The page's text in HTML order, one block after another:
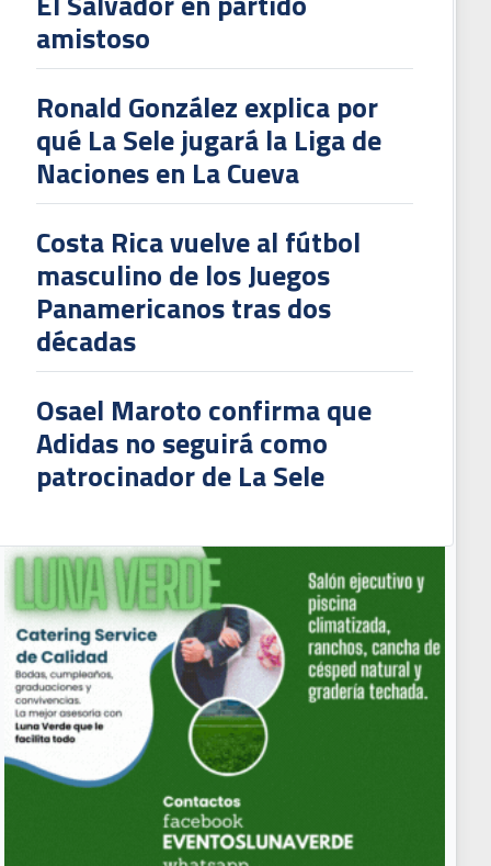
amistoso
Ronald González explica por
qué La Sele jugará la Liga de
Naciones en La Cueva
Costa Rica vuelve al fútbol
masculino de los Juegos
Panamericanos tras dos
décadas
Osael Maroto confirma que
Adidas no seguirá como
patrocinador de La Sele